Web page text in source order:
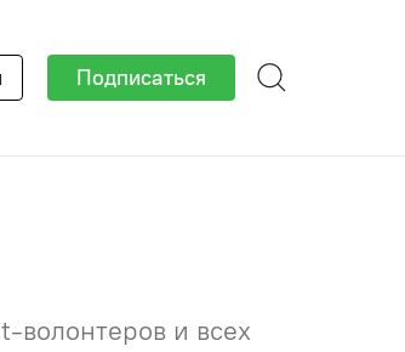
Подписаться
волонтеров и всех